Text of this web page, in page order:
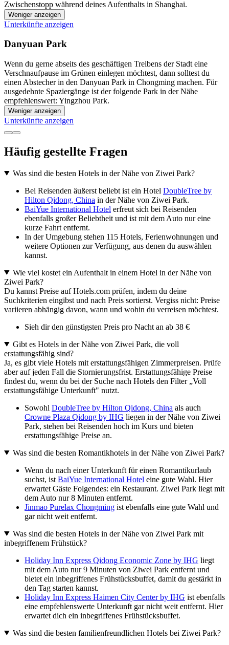
Zwischenstopp während deines Aufenthalts in Shanghai.
Weniger anzeigen
Unterkünfte anzeigen
Danyuan Park
Wenn du gerne abseits des geschäftigen Treibens der Stadt eine
Verschnaufpause im Grünen einlegen möchtest, dann solltest du
einen Abstecher in den Danyuan Park in Chongming machen. Für
ausgedehnte Spaziergänge ist der folgende Park in der Nähe
empfehlenswert: Yingzhou Park.
Weniger anzeigen
Unterkünfte anzeigen
Häufig gestellte Fragen
Was sind die besten Hotels in der Nähe von Ziwei Park?
Bei Reisenden äußerst beliebt ist ein Hotel DoubleTree by
Hilton Qidong, China in der Nähe von Ziwei Park.
BaiYue International Hotel erfreut sich bei Reisenden
ebenfalls großer Beliebtheit und ist mit dem Auto nur eine
kurze Fahrt entfernt.
In der Umgebung stehen 115 Hotels, Ferienwohnungen und
weitere Optionen zur Verfügung, aus denen du auswählen
kannst.
Wie viel kostet ein Aufenthalt in einem Hotel in der Nähe von
Ziwei Park?
Du kannst Preise auf Hotels.com prüfen, indem du deine
Suchkriterien eingibst und nach Preis sortierst. Vergiss nicht: Preise
variieren abhängig davon, wann und wohin du verreisen möchtest.
Sieh dir den günstigsten Preis pro Nacht an ab 38 €
Gibt es Hotels in der Nähe von Ziwei Park, die voll
erstattungsfähig sind?
Ja, es gibt viele Hotels mit erstattungsfähigen Zimmerpreisen. Prüfe
aber auf jeden Fall die Stornierungsfrist. Erstattungsfähige Preise
findest du, wenn du bei der Suche nach Hotels den Filter „Voll
erstattungsfähige Unterkunft" nutzt.
Sowohl DoubleTree by Hilton Qidong, China als auch
Crowne Plaza Qidong by IHG liegen in der Nähe von Ziwei
Park, stehen bei Reisenden hoch im Kurs und bieten
erstattungsfähige Preise an.
Was sind die besten Romantikhotels in der Nähe von Ziwei Park?
Wenn du nach einer Unterkunft für einen Romantikurlaub
suchst, ist BaiYue International Hotel eine gute Wahl. Hier
erwartet Gäste Folgendes: ein Restaurant. Ziwei Park liegt mit
dem Auto nur 8 Minuten entfernt.
Jinmao Purelax Chongming ist ebenfalls eine gute Wahl und
gar nicht weit entfernt.
Was sind die besten Hotels in der Nähe von Ziwei Park mit
inbegriffenem Frühstück?
Holiday Inn Express Qidong Economic Zone by IHG liegt
mit dem Auto nur 9 Minuten von Ziwei Park entfernt und
bietet ein inbegriffenes Frühstücksbuffet, damit du gestärkt in
den Tag starten kannst.
Holiday Inn Express Haimen City Center by IHG ist ebenfalls
eine empfehlenswerte Unterkunft gar nicht weit entfernt. Hier
erwartet dich ein inbegriffenes Frühstücksbuffet.
Was sind die besten familienfreundlichen Hotels bei Ziwei Park?